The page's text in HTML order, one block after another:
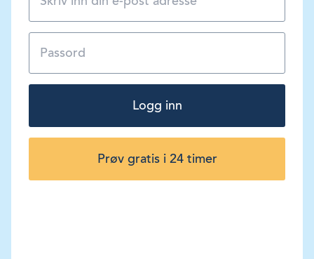
Logg inn
Prøv gratis i 24 timer